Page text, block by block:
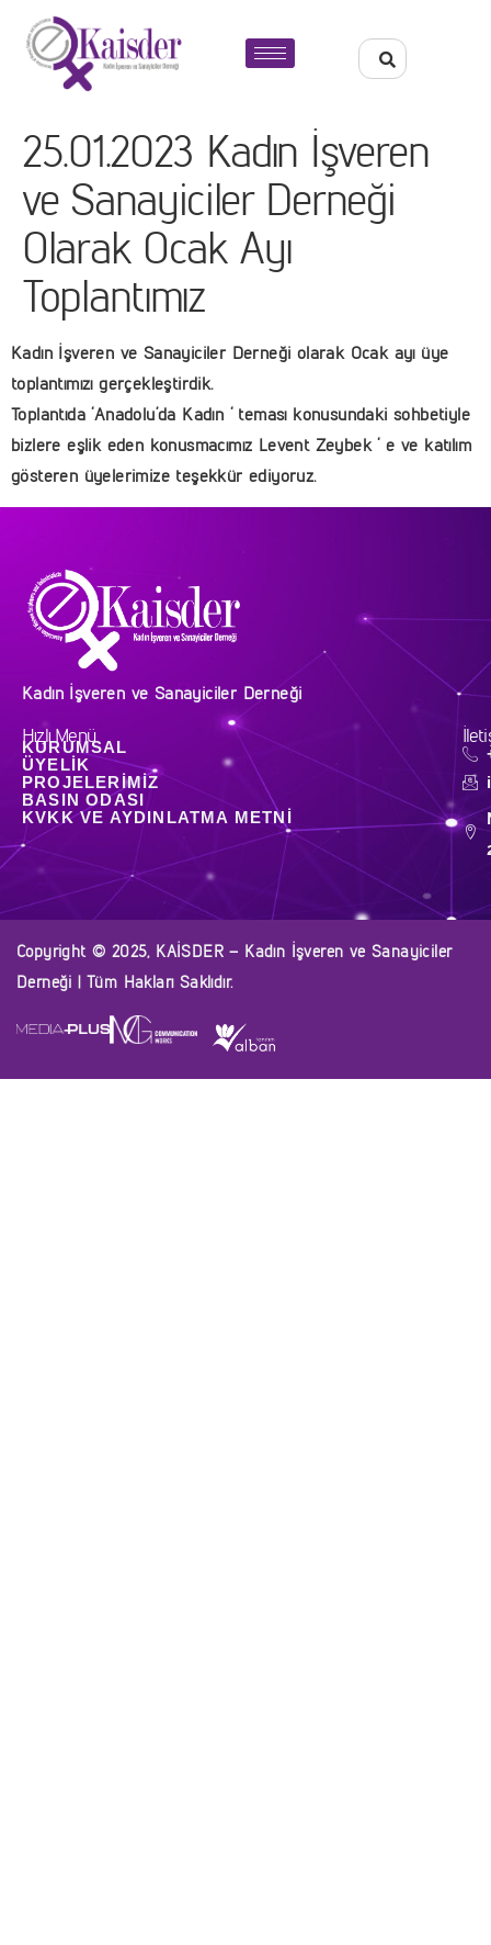
25.01.2023 Kadın İşveren
ve Sanayiciler Derneği
Olarak Ocak Ayı
Toplantımız
Kadın İşveren ve Sanayiciler Derneği olarak Ocak ayı üye
toplantımızı gerçekleştirdik.
Toplantıda ‘Anadolu’da Kadın ‘ teması konusundaki sohbetiyle
bizlere eşlik eden konusmacımız Levent Zeybek ‘ e ve katılım
gösteren üyelerimize teşekkür ediyoruz.
Kadın İşveren ve Sanayiciler Derneği
Hızlı Menü
KURUMSAL
ÜYELIK
PROJELERIMIZ
BASIN ODASI
KVKK VE AYDINLATMA METNI
Copyright © 2025, KAİSDER – Kadın İşveren ve Sanayiciler
Derneği | Tüm Hakları Saklıdır.